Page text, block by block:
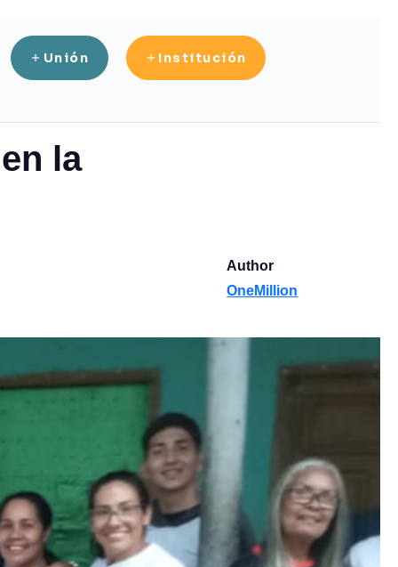
Unión Institución
la
Author
OneMillion